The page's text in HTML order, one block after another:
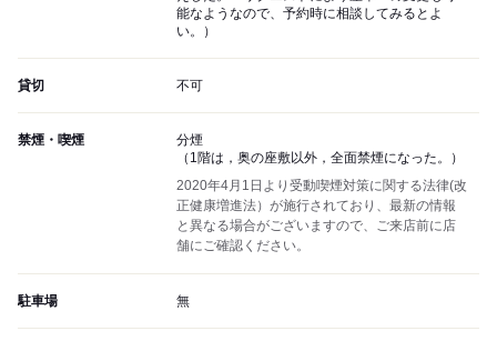
能なようなので、予約時に相談してみるとよ
い。）
貸切 不可
禁煙・喫煙
分煙
（1階は，奥の座敷以外，全面禁煙になった。）
2020年4月1日より受動喫煙対策に関する法律(改
正健康増進法）が施行されており、最新の情報
と異なる場合がございますので、ご来店前に店
舗にご確認ください。
駐車場 無